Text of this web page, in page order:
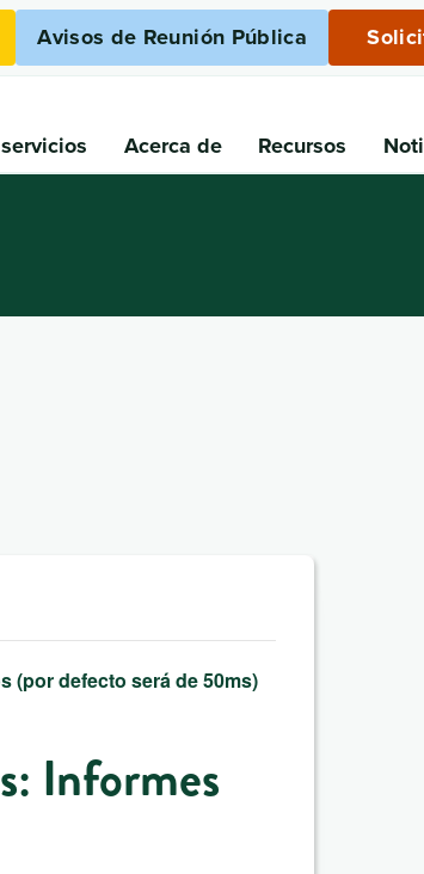
Avisos de Reunión Pública
Acerca de Recursos
(por defecto será de 50ms)
Informes